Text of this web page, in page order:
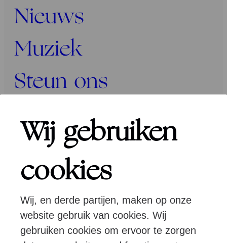
Wij gebruiken
cookies
Wij, en derde partijen, maken op onze
website gebruik van cookies. Wij
gebruiken cookies om ervoor te zorgen
Nieuws
Muziek
Steun ons
Programma’s
Over ons
Programmeurs Contact